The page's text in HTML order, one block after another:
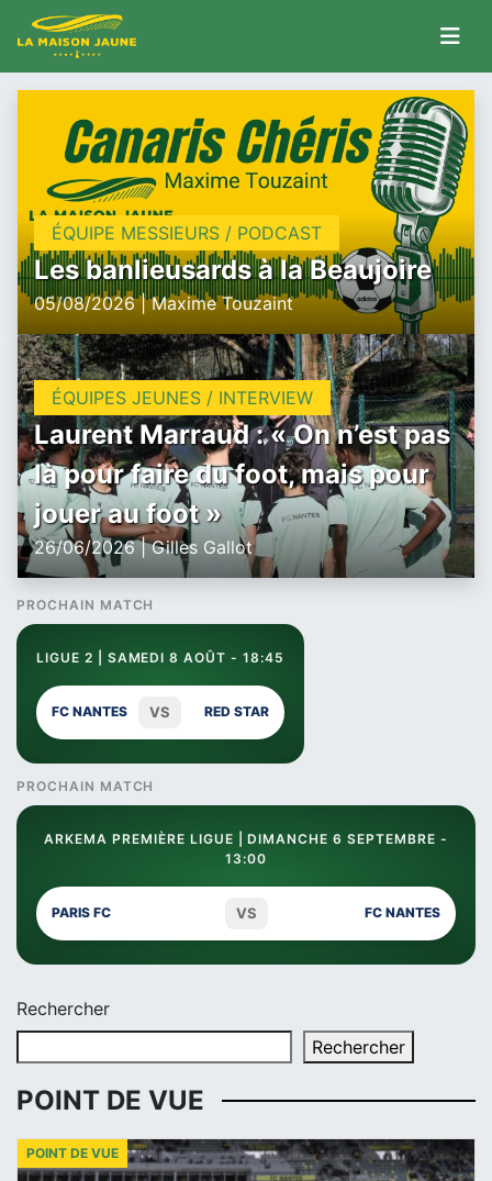
ÉQUIPE MESSIEURS / PODCAST
Les banlieusards à la Beaujoire
05/08/2026 | Maxime Touzaint
ÉQUIPES JEUNES / INTERVIEW
Laurent Marraud : « On n’est pas
là pour faire du foot, mais pour
jouer au foot »
26/06/2026 | Gilles Gallot
PROCHAIN MATCH
LIGUE 2 | SAMEDI 8 AOÛT - 18:45
FC NANTES VS RED STAR
PROCHAIN MATCH
ARKEMA PREMIÈRE LIGUE | DIMANCHE 6 SEPTEMBRE -
13:00
PARIS FC VS FC NANTES
Rechercher
Rechercher
POINT DE VUE
POINT DE VUE